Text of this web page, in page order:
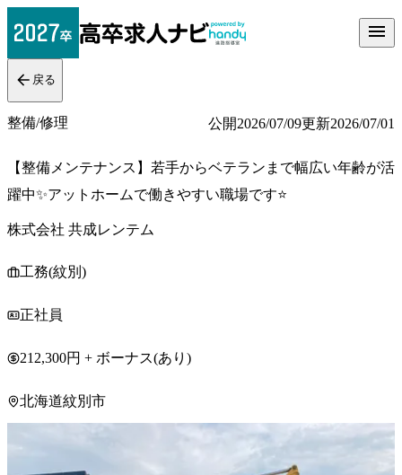
戻る
整備/修理 公開2026/07/09更新2026/07/01
【整備メンテナンス】若手からベテランまで幅広い年齢が活
躍中✨アットホームで働きやすい職場です⭐
株式会社 共成レンテム
工務(紋別)
正社員
212,300円 + ボーナス(あり)
北海道紋別市